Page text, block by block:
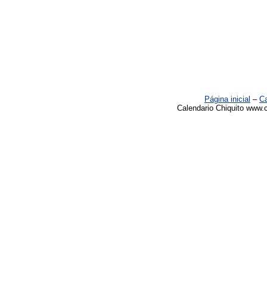
Página inicial –
Calendario Chiquito